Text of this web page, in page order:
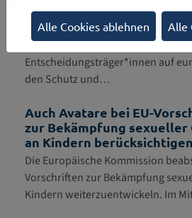
Gewalt an Kindern
Mit einem offenen Brief wenden
Organisationen und
Entscheidungsträger*innen auf
den Schutz und…
Auch Avatare bei EU-
zur Bekämpfung sexueller
an Kindern berücksichtigen
Die Europäische Kommission
Vorschriften zur Bekämpfung
Kindern weiterzuentwickeln. Im
Alle Cookies ablehnen Alle